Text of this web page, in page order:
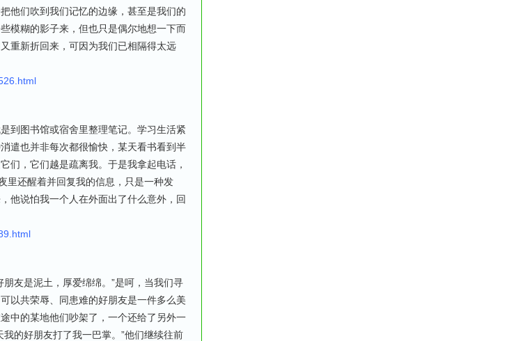
他们吹到我们记忆的边缘，甚至是我们的
模糊的影子来，但也只是偶尔地想一下而
重新折回来，可因为我们已相隔得太远
到图书馆或宿舍里整理笔记。学习生活紧
遣也并非每次都很愉快，某天看书看到半
们，它们越是疏离我。于是我拿起电话，
里还醒着并回复我的信息，只是一种发
他说怕我一个人在外面出了什么意外，回
友是泥土，厚爱绵绵。”是呵，当我们寻
以共荣辱、同患难的好朋友是一件多么美
中的某地他们吵架了，一个还给了另外一
的好朋友打了我一巴掌。”他们继续往前